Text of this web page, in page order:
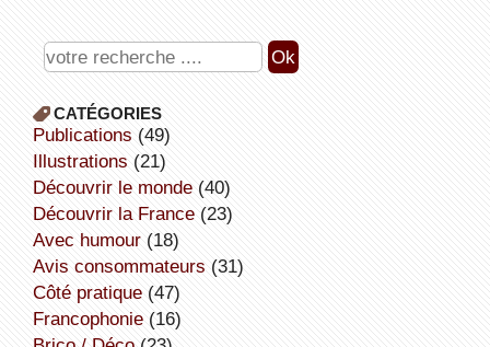
CATÉGORIES
publications (49)
illustrations (21)
découvrir le monde(40)
découvrir la France(23)
avec humour(18)
avis consommateurs (31)
côté pratique(47)
Francophonie(16)